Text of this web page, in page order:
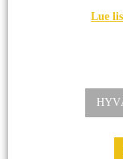
kokeneet
eteenpäin, –
toteutukseen.
lääkäri on
asiakastarinoiden
Lue